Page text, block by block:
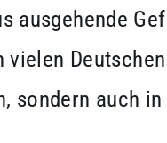
ausgehende
sondern auch